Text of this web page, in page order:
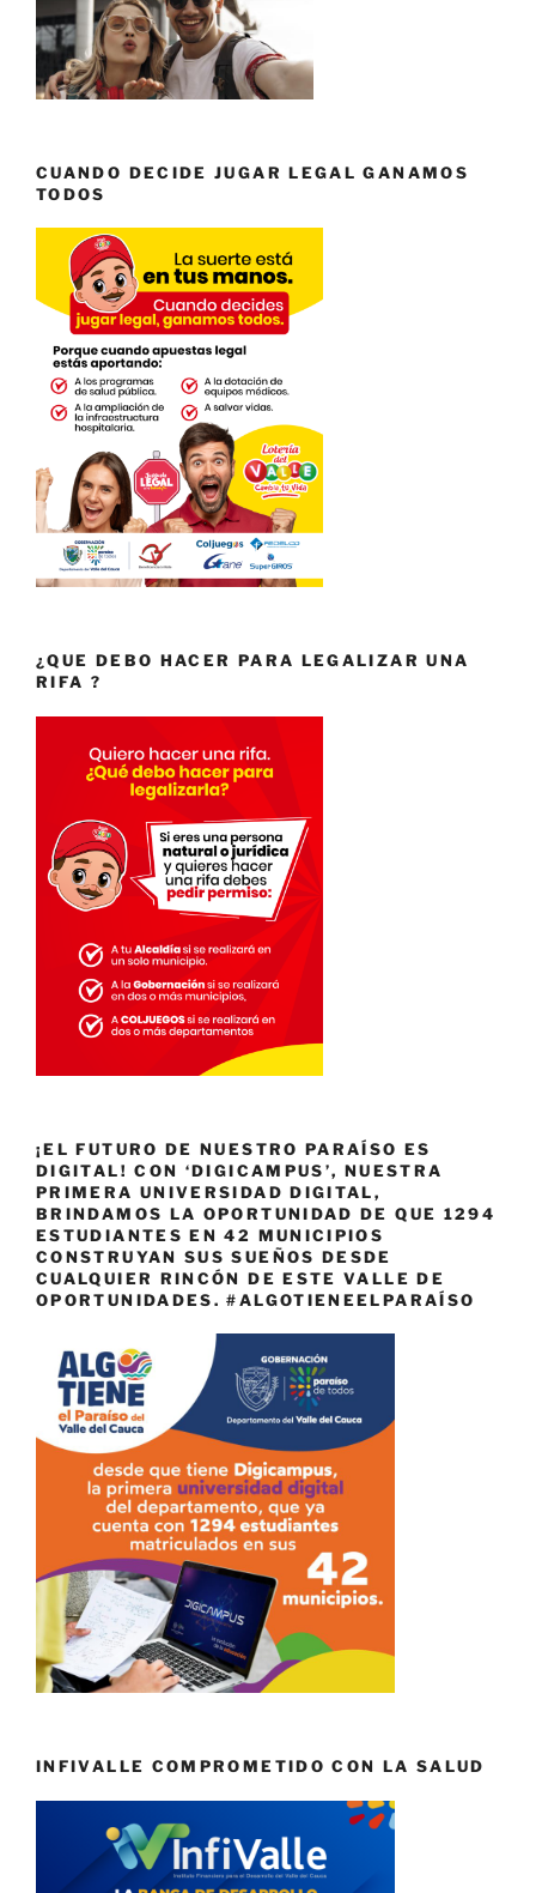
CUANDO DECIDE JUGAR LEGAL GANAMOS
TODOS
¿QUE DEBO HACER PARA LEGALIZAR UNA
RIFA ?
¡EL FUTURO DE NUESTRO PARAÍSO ES
DIGITAL! CON ‘DIGICAMPUS’, NUESTRA
PRIMERA UNIVERSIDAD DIGITAL,
BRINDAMOS LA OPORTUNIDAD DE QUE 1294
ESTUDIANTES EN 42 MUNICIPIOS
CONSTRUYAN SUS SUEÑOS DESDE
CUALQUIER RINCÓN DE ESTE VALLE DE
OPORTUNIDADES. #ALGOTIENEELPARAÍSO
INFIVALLE COMPROMETIDO CON LA SALUD